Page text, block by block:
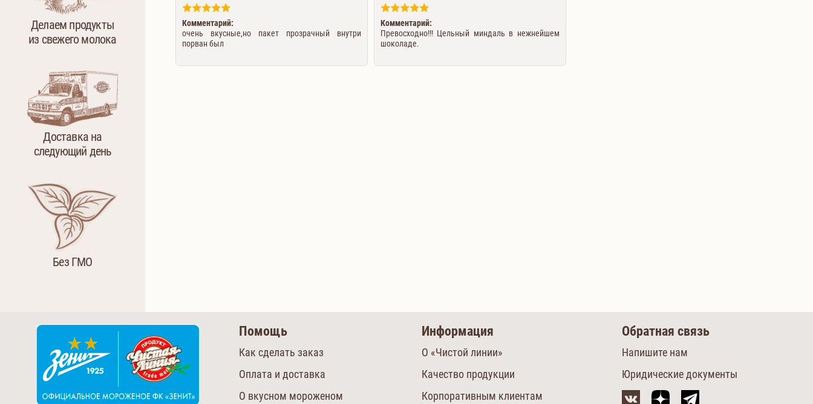
Делаем продукты
из свежего молока
Доставка на
следующий день
Без ГМО
Комментарий:
очень вкусные,но пакет прозрачный внутри
порван был
Комментарий:
Превосходно!!! Цельный миндаль в нежнейшем
шоколаде.
Помощь
Как сделать заказ
Оплата и доставка
О вкусном мороженом
Информация
О «Чистой линии»
Качество продукции
Корпоративным клиентам
Обратная связь
Напишите нам
Юридические документы